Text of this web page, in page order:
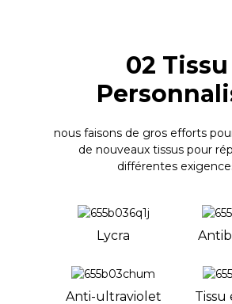
02 Tissu
nous faisons de gros efforts
de nouveaux tissus pour
différentes
Lycra
Anti-ultraviolet Tissu